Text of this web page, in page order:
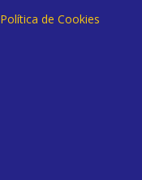
Política de Cookies